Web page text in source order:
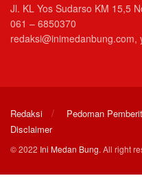
Jl. KL Yos Sudarso KM 15,5
061 – 6850370
redaksi@inimedanbung.com,
Redaksi Pedoman
Disclaimer
© 2022 Ini Medan Bung. All right